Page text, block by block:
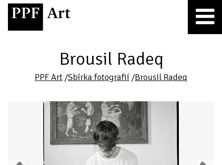
Brousil Radeq
PPF Art /Sbírka fotografií /Brousil Radeq